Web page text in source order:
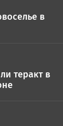
в
теракт в